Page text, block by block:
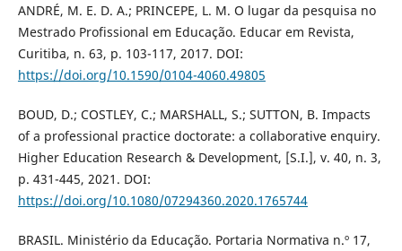
ANDRÉ, M. E. D. A.; PRINCEPE, L. M. O lugar da pesquisa no
Mestrado Profissional em Educação. Educar em Revista,
Curitiba, n. 63, p. 103-117, 2017. DOI:
https://doi.org/10.1590/0104-4060.49805
BOUD, D.; COSTLEY, C.; MARSHALL, S.; SUTTON, B. Impacts
of a professional practice doctorate: a collaborative enquiry.
Higher Education Research & Development, [S.I.], v. 40, n. 3,
p. 431-445, 2021. DOI:
https://doi.org/10.1080/07294360.2020.1765744
BRASIL. Ministério da Educação. Portaria Normativa n.º 17,